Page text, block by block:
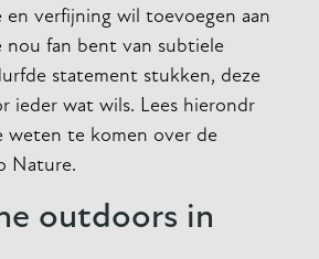
en verfijning wil toevoegen aan
nou fan bent van subtiele
statement stukken, deze
ieder wat wils. Lees hierondr
weten te komen over de
Nature.
outdoors in